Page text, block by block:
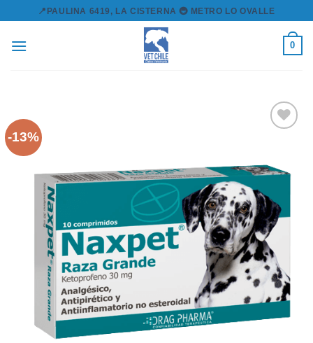
to
content
📍PAULINA 6419, LA CISTERNA 🚇 METRO LO OVALLE
0
-13%
Agregar
a la lista
deseos